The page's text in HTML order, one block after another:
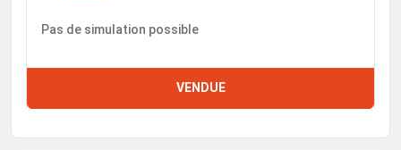
Pas de simulation possible
VENDUE